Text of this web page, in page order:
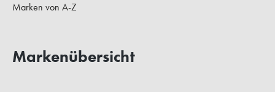
Marken von A-Z
Markenübersicht